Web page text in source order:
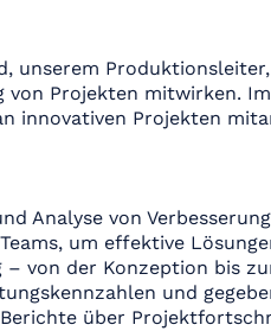
unserem
von Projekten mitwirken.
innovativen Projekten
Analyse von
um effektive
von der Konzeption bis
und
über